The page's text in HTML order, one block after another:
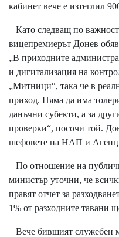
кабинет вече е изтеглил
Като следващ по
вицепремиерът Донев
„В приходните
и дигитализация на
„Митници“, така че в
приход. Няма да има
данъчни субекти, а за
проверки“, посочи той.
шефовете на НАП и
По отношение на
министър уточни, че
правят отчет за
1% от разходните тавани
Вече бившият служебен